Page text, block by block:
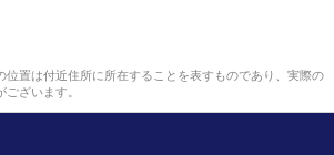
置は付近住所に所在することを表すものであり、実際の
ざいます。